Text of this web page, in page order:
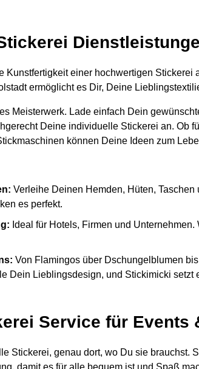
Kunstfertigkeit einer hochwertigen
ermöglicht es Dir, Deine
Meisterwerk. Lade einfach Dein
Deine individuelle Stickerei an. Ob
können Deine Ideen zum
Verleihe Deinen Hemden, Hüten,
es perfekt.
Ideal für Hotels, Firmen und
Von Flamingos über Dschungelblumen
Dein Lieblingsdesign, und Stickimicki setzt
Service für Events
Stickerei, genau dort, wo Du sie
damit es für alle bequem ist und Spaß